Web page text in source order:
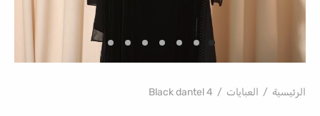
الرئيسية / العبايات /